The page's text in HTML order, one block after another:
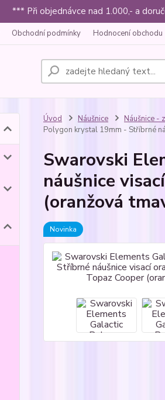
*** Při objednávce nad 1.000,- a
Obchodní podmínky Hodnocení obchodu
Úvod Náušnice Náušnice -
Polygon krystal 19mm - Stříbrné
Swarovski
náušnice
(oranžová
Novinka